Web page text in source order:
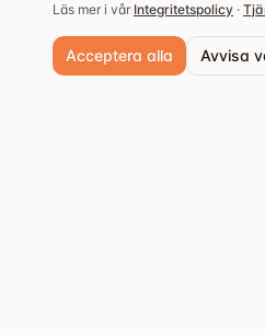
Läs mer i vår Integritetspolicy ·
Acceptera alla Avvisa